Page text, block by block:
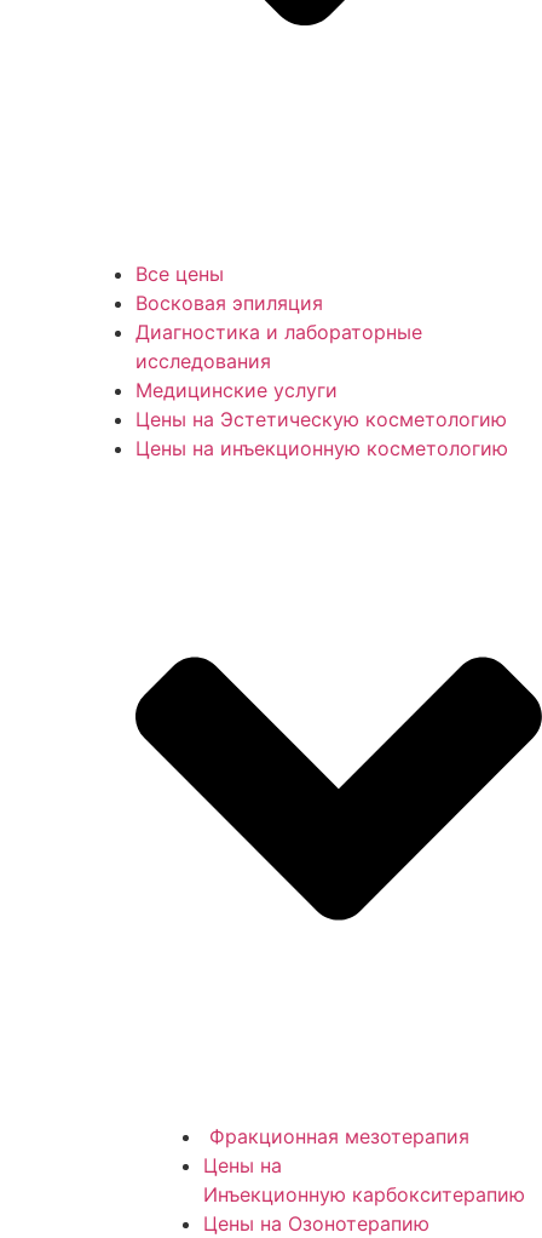
Все цены
Восковая эпиляция
Диагностика и лабораторные
исследования
Медицинские услуги
Цены на Эстетическую косметологию
Цены на инъекционную косметологию
Фракционная мезотерапия
Цены на
Инъекционную карбокситерапию
Цены на Озонотерапию